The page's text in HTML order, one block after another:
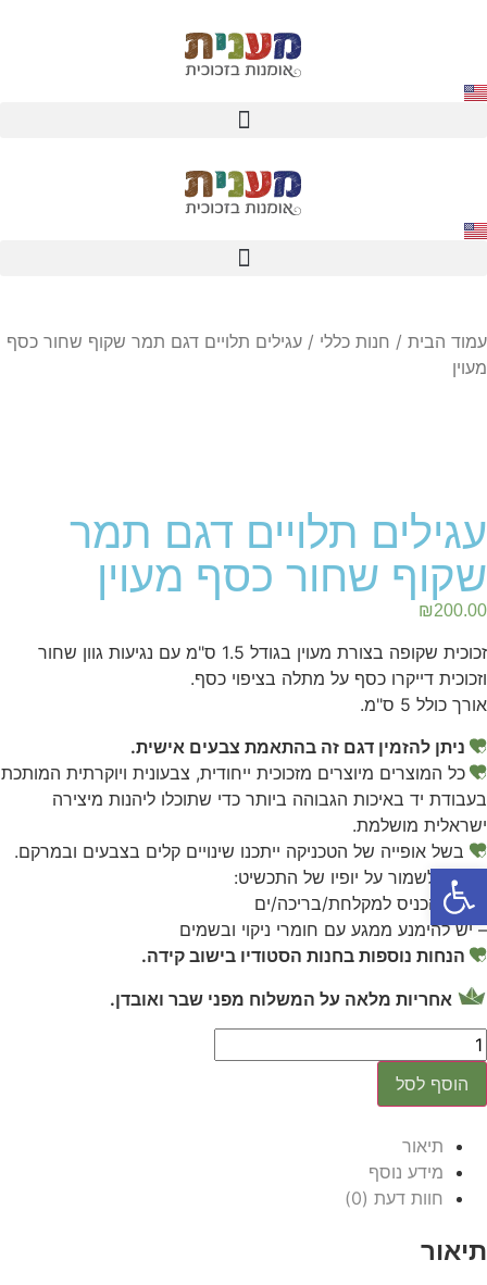
עמוד הבית / חנות כללי / עגילים תלויים דגם תמר שקוף שחור כסף
מעוין
עגילים תלויים דגם תמר
שקוף שחור כסף מעוין
₪200.00
זכוכית שקופה בצורת מעוין בגודל 1.5 ס"מ עם נגיעות גוון שחור
וזכוכית דייקרו כסף על מתלה בציפוי כסף.
אורך כולל 5 ס"מ.
ניתן להזמין דגם זה בהתאמת צבעים אישית.
כל המוצרים מיוצרים מזכוכית ייחודית, צבעונית ויוקרתית המותכת
בעבודת יד באיכות הגבוהה ביותר כדי שתוכלו ליהנות מיצירה
ישראלית מושלמת.
בשל אופייה של הטכניקה ייתכנו שינויים קלים בצבעים ובמרקם.
כדי לשמור על יופיו של התכשיט:
– אין להכניס למקלחת/בריכה/ים
– יש להימנע ממגע עם חומרי ניקוי ובשמים
הנחות נוספות בחנות הסטודיו בישוב קידה.
אחריות מלאה על המשלוח מפני שבר ואובדן.
הוסף לסל
תיאור
מידע נוסף
חוות דעת (0)
תיאור
פתח סרגל נגישות